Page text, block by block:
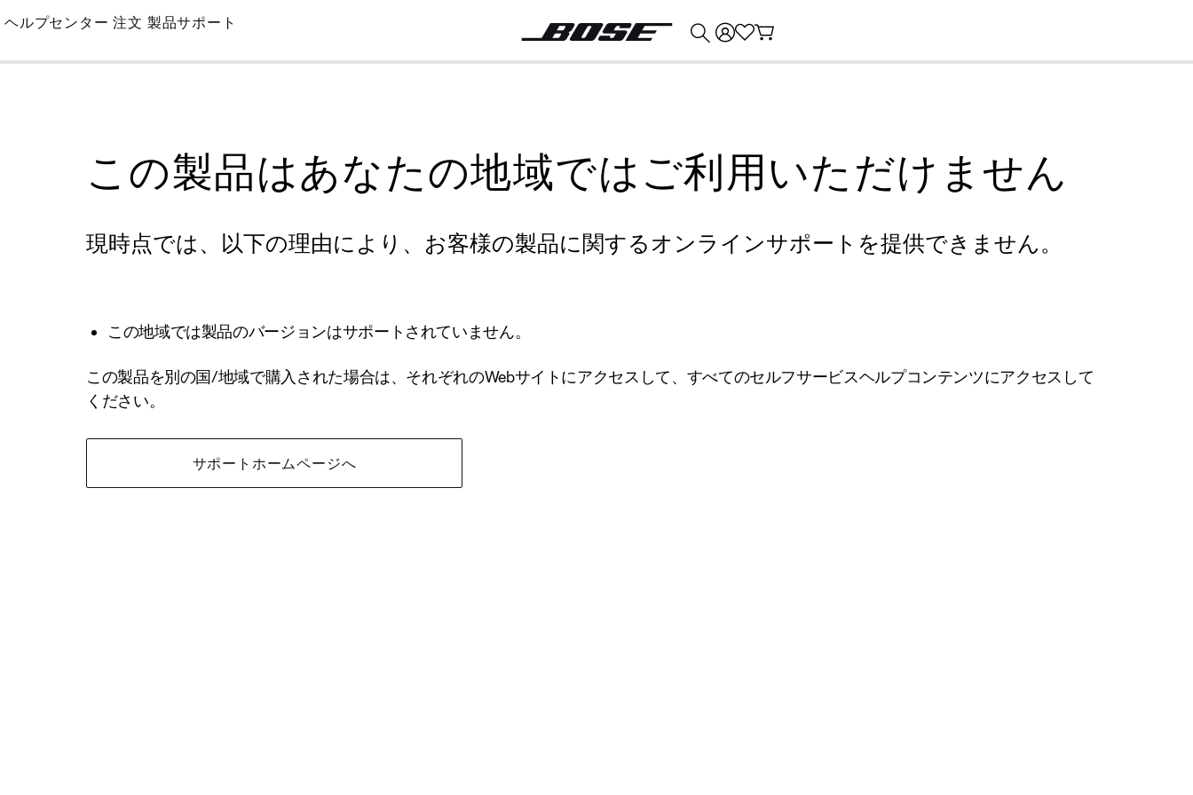
Skip
Main
ヘルプセンター 注文 製品サポート
この製品はあなたの地域ではご利用いただけません
現時点では、以下の理由により、お客様の製品に関するオンラインサポートを提供できません。
この地域では製品のバージョンはサポートされていません。
この製品を別の国/地域で購入された場合は、それぞれのWebサイトにアクセスして、すべてのセルフサービスヘルプコンテンツにアクセスして
ください。
サポートホームページへ